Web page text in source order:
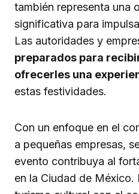
también representa una
significativa para
Las autoridades y
preparados para
ofrecerles una
estas festividades.
Con un enfoque en el
a pequeñas empresas,
evento contribuya al
en la Ciudad de México.